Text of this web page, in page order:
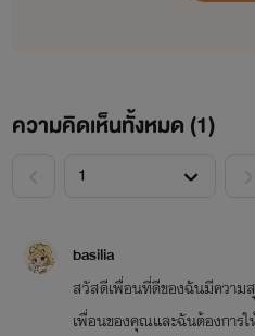
ความคิดเห็นทั้งหมด (1)
basilia
สวัสดีเพื่อนที่ดีของฉันมีความ
เพื่อนของคุณและฉันต้องการใ